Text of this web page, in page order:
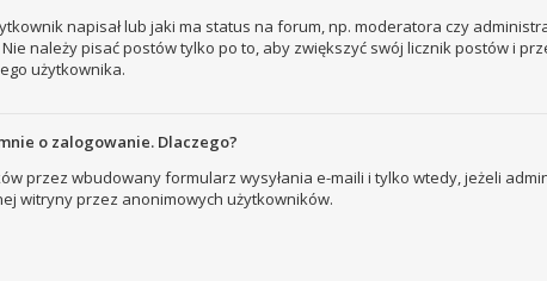
napisał lub jaki ma status na forum, np. moderatora czy
należy pisać postów tylko po to, aby zwiększyć swój licznik postów i
użytkownika.
o zalogowanie. Dlaczego?
przez wbudowany formularz wysyłania e-maili i tylko wtedy, jeżeli
witryny przez anonimowych użytkowników.